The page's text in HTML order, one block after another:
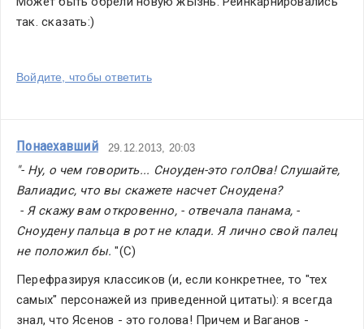
так. сказать:)
Войдите, чтобы ответить
Понаехавший 29.12.2013, 20:03
"- Ну, о чем говорить... Сноуден-это голОва! Слушайте,
Валиадис, что вы скажете насчет Сноудена?
- Я скажу вам откровенно, - отвечала панама, -
Сноудену пальца в рот не клади. Я лично свой палец
не положил бы. "(С)
Перефразируя классиков (и, если конкретнее, то "тех
самых" персонажей из приведенной цитаты): я всегда
знал, что Ясенов - это голова! Причем и Ваганов -